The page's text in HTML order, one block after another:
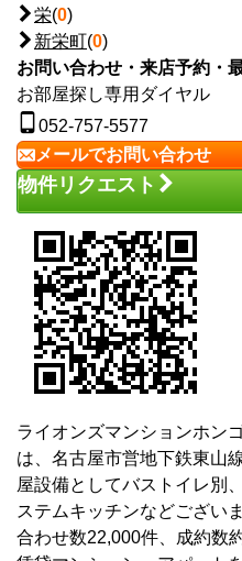
栄(0)
新栄町(0)
お問い合わせ・来店予約・
お部屋探し専用ダイヤル
052-757-5577
メールでお問い合わせ
物件リクエスト
ライオンズマンションホン
は、名古屋市営地下鉄東山
屋設備としてバストイレ別
ステムキッチンなどござい
合わせ数22,000件、成約数